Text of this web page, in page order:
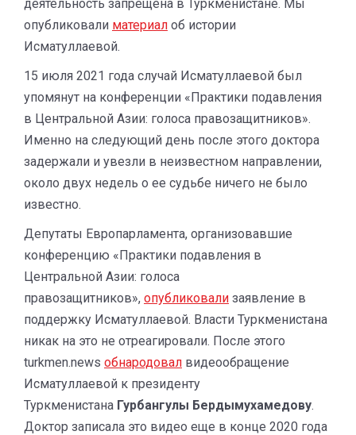
деятельность запрещена в Туркменистане. Мы
опубликовали материал об истории
Исматуллаевой.
15 июля 2021 года случай Исматуллаевой был
упомянут на конференции «Практики подавления
в Центральной Азии: голоса правозащитников».
Именно на следующий день после этого доктора
задержали и увезли в неизвестном направлении,
около двух недель о ее судьбе ничего не было
известно.
Депутаты Европарламента, организовавшие
конференцию «Практики подавления в
Центральной Азии: голоса
правозащитников», опубликовали заявление в
поддержку Исматуллаевой. Власти Туркменистана
никак на это не отреагировали. После этого
turkmen.news обнародовал видеообращение
Исматуллаевой к президенту
Туркменистана Гурбангулы Бердымухамедову.
Доктор записала это видео еще в конце 2020 года